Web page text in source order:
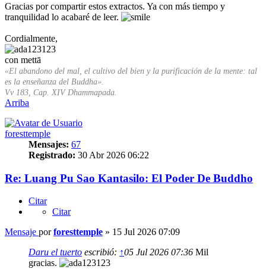
Gracias por compartir estos extractos. Ya con más tiempo y
tranquilidad lo acabaré de leer.
Cordialmente,
con mettā
«El abandono del mal, el cultivo del bien y la purificación de la mente: tal
es la enseñanza del Buddha».
Vv 183, Cap. XIV Dhammapada.
Arriba
foresttemple
Mensajes: 67
Registrado: 30 Abr 2026 06:22
Re: Luang Pu Sao Kantasilo: El Poder De Buddho
Citar
Citar
Mensaje porforesttemple » 15 Jul 2026 07:09
Daru el tuerto escribió: ↑05 Jul 2026 07:36 Mil
gracias.